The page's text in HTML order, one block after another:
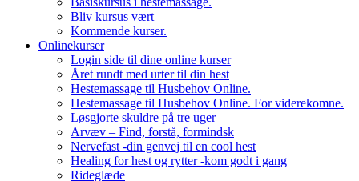
Bliv kursus vært
Kommende kurser.
Onlinekurser
Login side til dine online kurser
Året rundt med urter til din hest
Hestemassage til Husbehov Online.
Hestemassage til Husbehov Online. For viderekomne.
Løsgjorte skuldre på tre uger
Arvæv – Find, forstå, formindsk
Nervefast -din genvej til en cool hest
Healing for hest og rytter -kom godt i gang
Rideglæde